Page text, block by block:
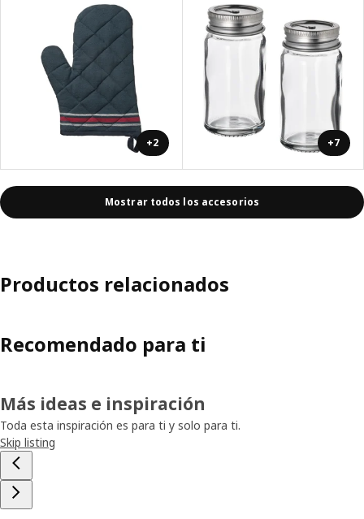
+2 +7
Mostrar todos los accesorios
Productos relacionados
Recomendado para ti
Más ideas e inspiración
Toda esta inspiración es para ti y solo para ti.
Skip listing